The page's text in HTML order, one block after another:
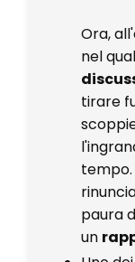
Ora,
nel
tirare
tempo.
paura
un